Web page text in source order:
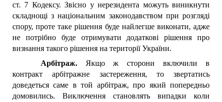
ст. 7 Кодексу. Звісно у нерезидента можуть виникнути
складнощі з національним законодавством при розгляді
спору, проте таке рішення буде найлегше виконати, адже
не потрібно буде отримувати додаткові рішення про
визнання такого рішення на території України.
Арбітраж.Якщо ж сторони включили в
контракт арбітражне застереження, то звертатись
доведеться саме в той арбітраж, про який попередньо
домовились. Виключення становлять випадки коли